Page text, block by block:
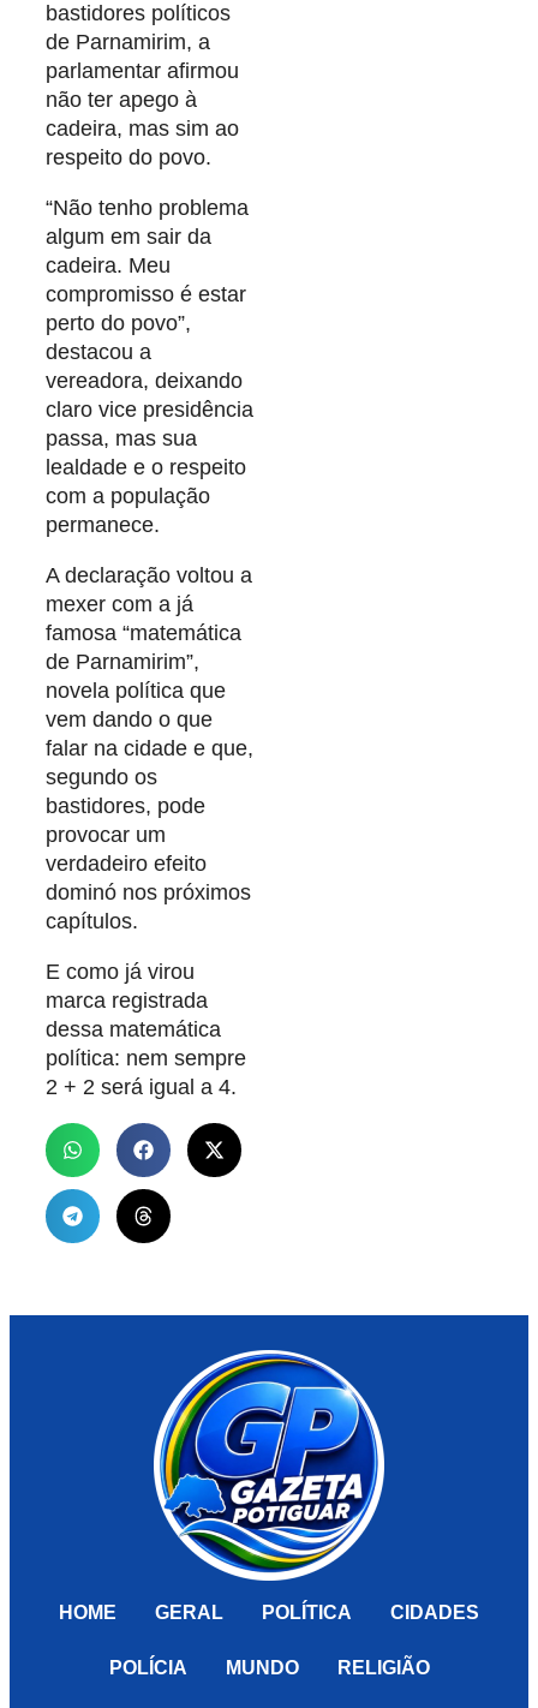
bastidores políticos
de Parnamirim, a
parlamentar afirmou
não ter apego à
cadeira, mas sim ao
respeito do povo.
“Não tenho problema
algum em sair da
cadeira. Meu
compromisso é estar
perto do povo”,
destacou a
vereadora, deixando
claro vice presidência
passa, mas sua
lealdade e o respeito
com a população
permanece.
A declaração voltou a
mexer com a já
famosa “matemática
de Parnamirim”,
novela política que
vem dando o que
falar na cidade e que,
segundo os
bastidores, pode
provocar um
verdadeiro efeito
dominó nos próximos
capítulos.
E como já virou
marca registrada
dessa matemática
política: nem sempre
2 + 2 será igual a 4.
HOME GERAL POLÍTICA CIDADES
POLÍCIA MUNDO RELIGIÃO